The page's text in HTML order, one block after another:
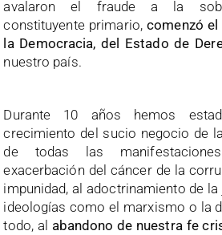
avalaron el fraude a la
constituyente primario,comenzó
la Democracia, del Estado de
nuestro país.
Durante 10 años hemos
crecimiento del sucio negocio de
de todas las
exacerbación del cáncer de la
impunidad, al adoctrinamiento de
ideologías como el marxismo o la
todo, al abandono de nuestra fe